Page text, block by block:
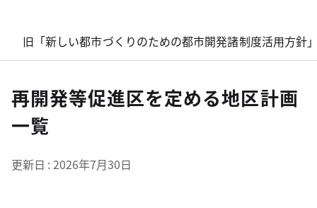
旧「新しい都市づくりのための都市開発諸制度活用方針
再開発等促進区を定める地区計画
一覧
更新日 2026年7月30日